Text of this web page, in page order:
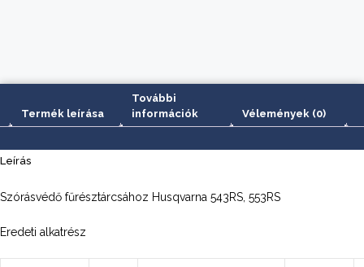
Termék leírása
További
információk
Vélemények (0)
Leírás
Szórásvédő fűrésztárcsához Husqvarna 543RS, 553RS
Eredeti alkatrész